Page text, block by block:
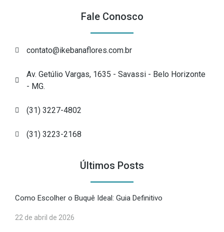
Fale Conosco
contato@ikebanaflores.com.br
Av. Getúlio Vargas, 1635 - Savassi - Belo Horizonte
- MG.
(31) 3227-4802
(31) 3223-2168
Últimos Posts
Como Escolher o Buquê Ideal: Guia Definitivo
22 de abril de 2026